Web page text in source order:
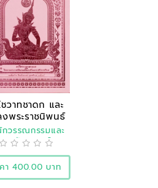
ชวาทชาดก และ
งพระราชนิพนธ์
สมเ..
กวรรณกรรมและ
ประวัติศาสตร์
า 400.00 บาท